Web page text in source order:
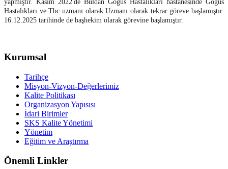
yapmıştır. Kasım 2022'de Buldan Göğüs Hastalıkları hastanesinde Göğüs
Hastalıkları ve Tbc uzmanı olarak Uzmanı olarak tekrar göreve başlamıştır.
16.12.2025 tarihinde de başhekim olarak görevine başlamıştır.
Kurumsal
Tarihçe
Misyon-Vizyon-Değerlerimiz
Kalite Politikası
Organizasyon Yapısısı
İdari Birimler
SKS Kalite Yönetimi
Yönetim
Eğitim ve Araştırma
Önemli Linkler